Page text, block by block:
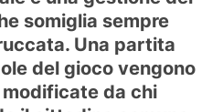
somiglia sempre
Una partita
del gioco vengono
da chi